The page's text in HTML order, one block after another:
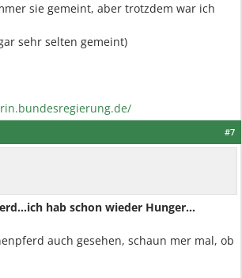
sie gemeint, aber trotzdem war ich
sehr selten gemeint)
#7
hab schon wieder Hunger...
auch gesehen, schaun mer mal, ob